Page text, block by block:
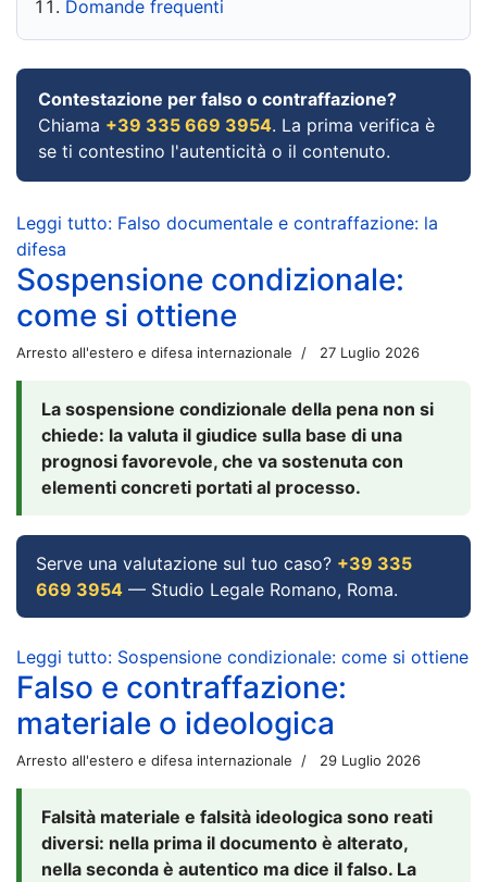
Domande frequenti
Contestazione per falso o contraffazione?
Chiama +39 335 669 3954. La prima verifica è
se ti contestino l'autenticità o il contenuto.
Leggi tutto: Falso documentale e contraffazione: la
difesa
Sospensione condizionale:
come si ottiene
Arresto all'estero e difesa internazionale 27 Luglio 2026
La sospensione condizionale della pena non si
chiede: la valuta il giudice sulla base di una
prognosi favorevole, che va sostenuta con
elementi concreti portati al processo.
Serve una valutazione sul tuo caso? +39 335
669 3954 — Studio Legale Romano, Roma.
Leggi tutto: Sospensione condizionale: come si ottiene
Falso e contraffazione:
materiale o ideologica
Arresto all'estero e difesa internazionale 29 Luglio 2026
Falsità materiale e falsità ideologica sono reati
diversi: nella prima il documento è alterato,
nella seconda è autentico ma dice il falso. La